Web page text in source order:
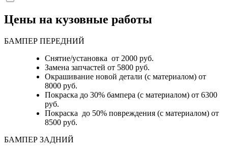
Цены на кузовные работы
БАМПЕР ПЕРЕДНИЙ
Снятие/установка от 2000 руб.
Замена запчастей от 5800 руб.
Окрашивание новой детали (с материалом) от
8000 руб.
Покраска до 30% бампера (с материалом) от 6300
руб.
Покраска до 50% повреждения (с материалом) от
8500 руб.
БАМПЕР ЗАДНИЙ